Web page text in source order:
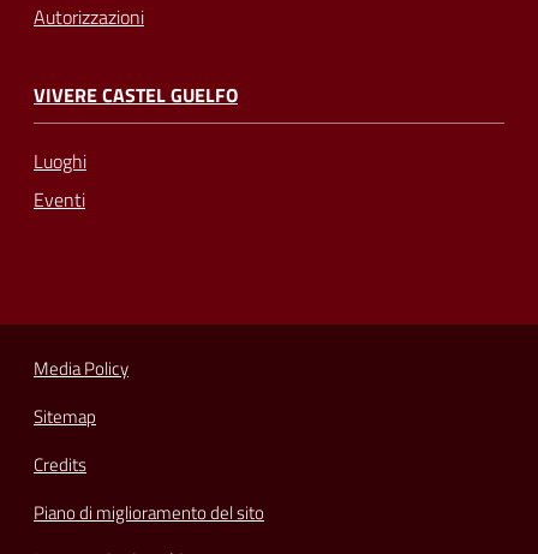
Autorizzazioni
VIVERE CASTEL GUELFO
Luoghi
Eventi
Media Policy
Sitemap
Credits
Piano di miglioramento del sito